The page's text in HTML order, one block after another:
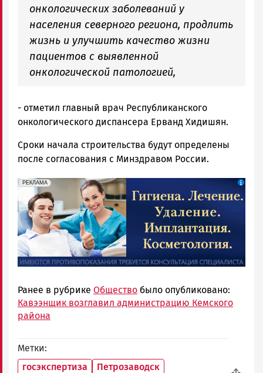
онкологических заболеваний у
населения северного региона, продлить
жизнь и улучшить качество жизни
пациентов с выявленной
онкологической патологией,
- отметил главный врач Республиканского
онкологического диспансера Ерванд Хидишян.
Сроки начала строительства будут определены
после согласования с Минздравом России.
erid: 2SDnjdpiKp6
РЕКЛАМА
Реклама
Ранее в рубрике Общество было опубликовано:
Кавээнщик возглавил администрацию Кемского
района
Метки
госэкспертиза
Петрозаводск